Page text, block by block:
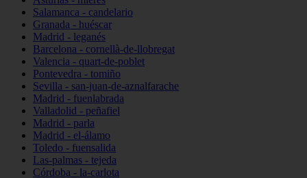
Salamanca - candelario
Granada - huéscar
Madrid - leganés
Barcelona - cornellà-de-llobregat
Valencia - quart-de-poblet
Pontevedra - tomiño
Sevilla - san-juan-de-aznalfarache
Madrid - fuenlabrada
Valladolid - peñafiel
Madrid - parla
Madrid - el-álamo
Toledo - fuensalida
Las-palmas - tejeda
Córdoba - la-carlota